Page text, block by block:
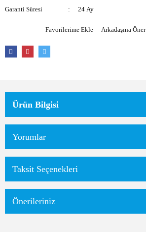
Garanti Süresi
24 Ay
Arkadaşına Öner
Ürün Bilgisi
Yorumlar
Taksit Seçenekleri
Önerileriniz